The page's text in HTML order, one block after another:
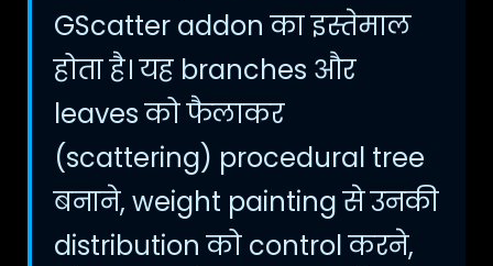
GScatter addon का इस्तेमाल
होता है। यह branches और
leaves को फैलाकर
(scattering) procedural tree
बनाने, weight painting से उनकी
distribution को control करने,